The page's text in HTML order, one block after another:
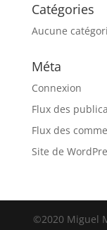
Catégories
Aucune
Méta
Connexion
Flux des
Flux des
Site de
©2020 Miguel